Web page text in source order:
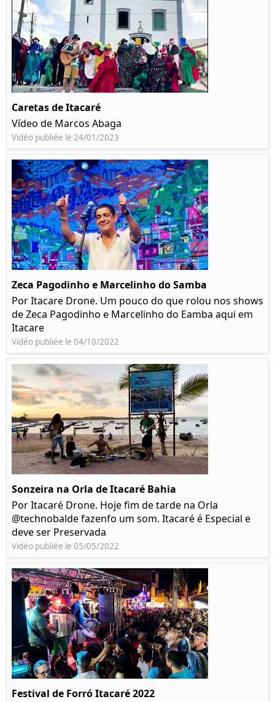
Caretas de Itacaré
Vídeo de Marcos Abaga
Vidéo publiée le 24/01/2023
Zeca Pagodinho e Marcelinho do Samba
Por Itacare Drone. Um pouco do que rolou nos shows
de Zeca Pagodinho e Marcelinho do Eamba aqui em
Itacare
Vidéo publiée le 04/10/2022
Sonzeira na Orla de Itacaré Bahia
Por Itacaré Drone. Hoje fim de tarde na Orla
@technobalde fazenfo um som. Itacaré é Especial e
deve ser Preservada
Vidéo publiée le 05/05/2022
Festival de Forró Itacaré 2022